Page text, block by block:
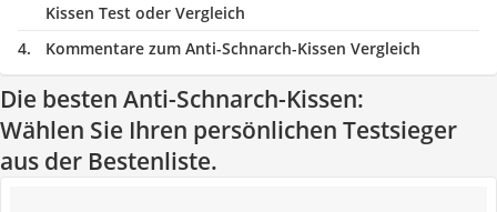
Kissen Test oder Vergleich
Kommentare zum Anti-Schnarch-Kissen Vergleich
Die besten Anti-Schnarch-Kissen:
Wählen Sie Ihren persönlichen Testsieger
aus der Bestenliste.